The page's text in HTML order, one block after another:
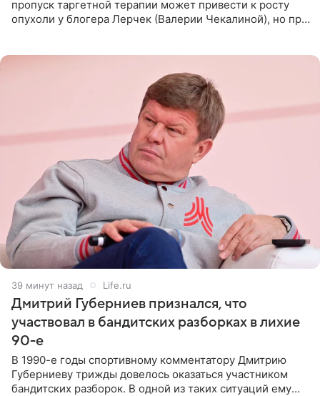
пропуск таргетной терапии может привести к росту
опухоли у блогера Лерчек (Валерии Чекалиной), но при
40 минут назад Life.ru
Дмитрий Губерниев признался, что
участвовал в бандитских разборках в лихие
90-е
В 1990-е годы спортивному комментатору Дмитрию
Губерниеву трижды довелось оказаться участником
бандитских разборок. В одной из таких ситуаций ему